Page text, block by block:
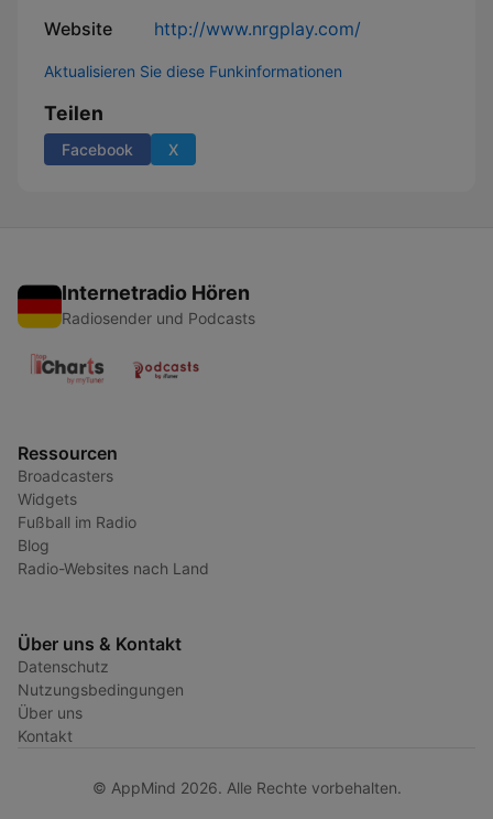
Website http://www.nrgplay.com/
Aktualisieren Sie diese Funkinformationen
Teilen
Facebook X
Internetradio Hören
Radiosender und Podcasts
Ressourcen
Broadcasters
Widgets
Fußball im Radio
Blog
Radio-Websites nach Land
Über uns & Kontakt
Datenschutz
Nutzungsbedingungen
Über uns
Kontakt
© AppMind 2026. Alle Rechte vorbehalten.